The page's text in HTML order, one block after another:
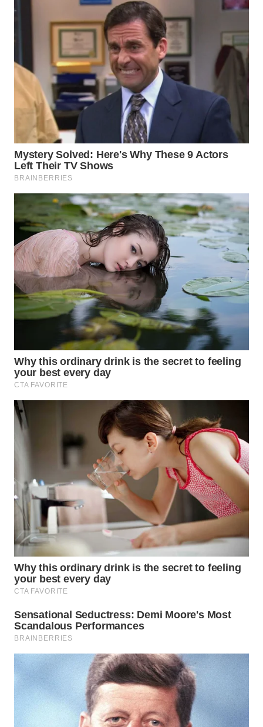
TINGGI
WN
PAKPAK
KARAWANG
WN
BEKASI
WN
BOGOR
WN
DEPOK
WN
UTARA
WN
SAMOSIR
WN
SUMEDANG
WN
CIANJUR
WN
KEPULAUAN
SERIBU
WN
TANGERANG